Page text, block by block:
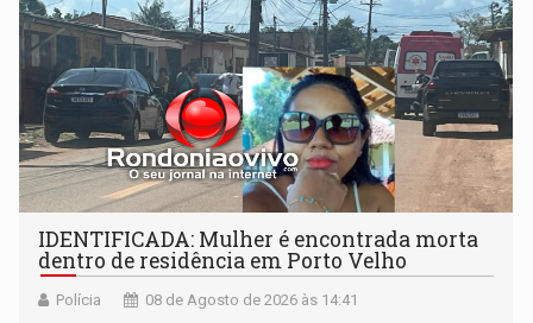
IDENTIFICADA: Mulher é encontrada morta
dentro de residência em Porto Velho
Polícia 08 de Agosto de 2026 às 14:41